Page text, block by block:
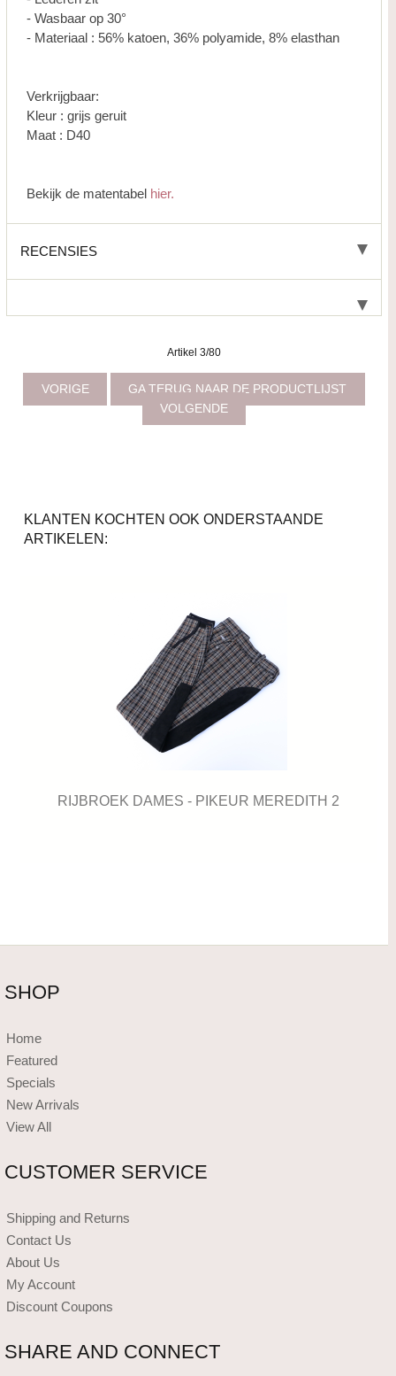
- Wasbaar op 30°
- Materiaal : 56% katoen, 36% polyamide, 8% elasthan
Verkrijgbaar:
Kleur : grijs geruit
Maat : D40
Bekijk de matentabel hier.
RECENSIES
Artikel 3/80
VORIGE
GA TERUG NAAR DE PRODUCTLIJST
VOLGENDE
KLANTEN KOCHTEN OOK ONDERSTAANDE
ARTIKELEN:
RIJBROEK DAMES - PIKEUR MEREDITH 2
SHOP
Home
Featured
Specials
New Arrivals
View All
CUSTOMER SERVICE
Shipping and Returns
Contact Us
About Us
My Account
Discount Coupons
SHARE AND CONNECT